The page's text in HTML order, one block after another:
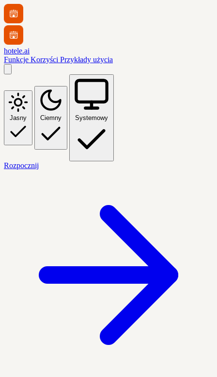
hotele.ai
Funkcje Korzyści Przykłady użycia
Jasny Ciemny Systemowy
Rozpocznij